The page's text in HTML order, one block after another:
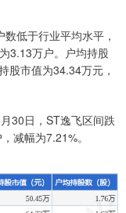
低于行业平均水平，
3.13万户。户均持股
股市值为34.34万元，
30日，ST逸飞区间跌
减幅为7.21%。